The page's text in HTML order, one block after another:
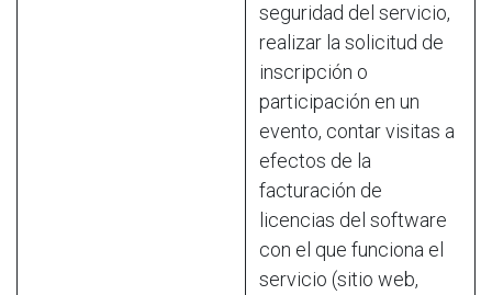
seguridad del servicio,
realizar la solicitud de
inscripción o
participación en un
evento, contar visitas a
efectos de la
facturación de
licencias del software
con el que funciona el
servicio (sitio web,